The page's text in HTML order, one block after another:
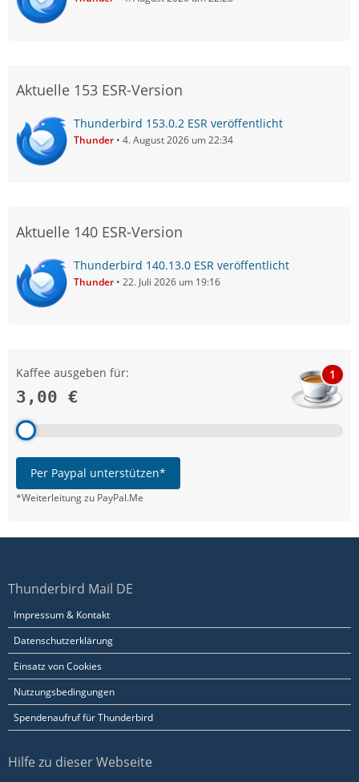
Aktuelle 153 ESR-Version
Thunderbird 153.0.2 ESR veröffentlicht
Thunder 4. August 2026 um 22:34
Aktuelle 140 ESR-Version
Thunderbird 140.13.0 ESR veröffentlicht
Thunder 22. Juli 2026 um 19:16
Kaffee ausgeben für:
3,00 €
1
Per Paypal unterstützen*
*Weiterleitung zu PayPal.Me
Thunderbird Mail DE
Impressum & Kontakt
Datenschutzerklärung
Einsatz von Cookies
Nutzungsbedingungen
Spendenaufruf für Thunderbird
Hilfe zu dieser Webseite